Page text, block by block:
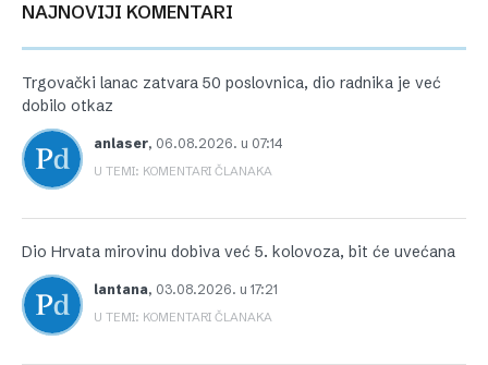
NAJNOVIJI KOMENTARI
Trgovački lanac zatvara 50 poslovnica, dio radnika je već
dobilo otkaz
anlaser, 06.08.2026. u 07:14
U TEMI: KOMENTARI ČLANAKA
Dio Hrvata mirovinu dobiva već 5. kolovoza, bit će uvećana
lantana, 03.08.2026. u 17:21
U TEMI: KOMENTARI ČLANAKA